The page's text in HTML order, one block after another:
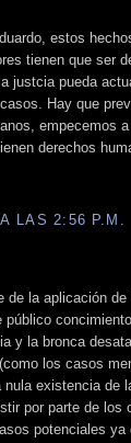
estos
tienen que ser
justcia pueda
Hay que
empecemos
derechos
LAS 2:56 P.M.
de la aplicación
y la bronca
los casos
existencia de
por parte de los
potenciales ya